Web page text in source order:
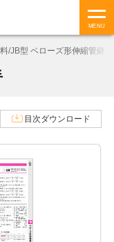
MENU
/JB型 ベローズ形伸縮管継手
目次ダウンロード